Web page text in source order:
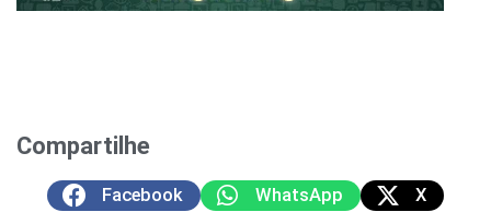
Compartilhe
Facebook WhatsApp X